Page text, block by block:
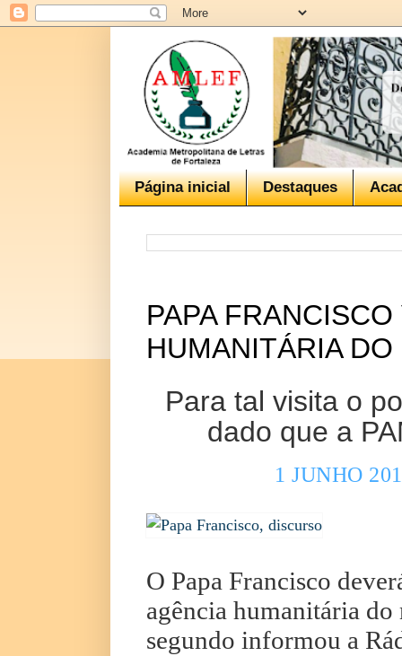
Página inicial Destaques
PAPA
HUMANITÁRIA
Para tal visita o
dado que a
1 JUNHO
O Papa Francisco
agência humanitária
segundo informou a